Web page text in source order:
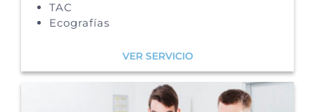
TAC
Ecografías
VER SERVICIO